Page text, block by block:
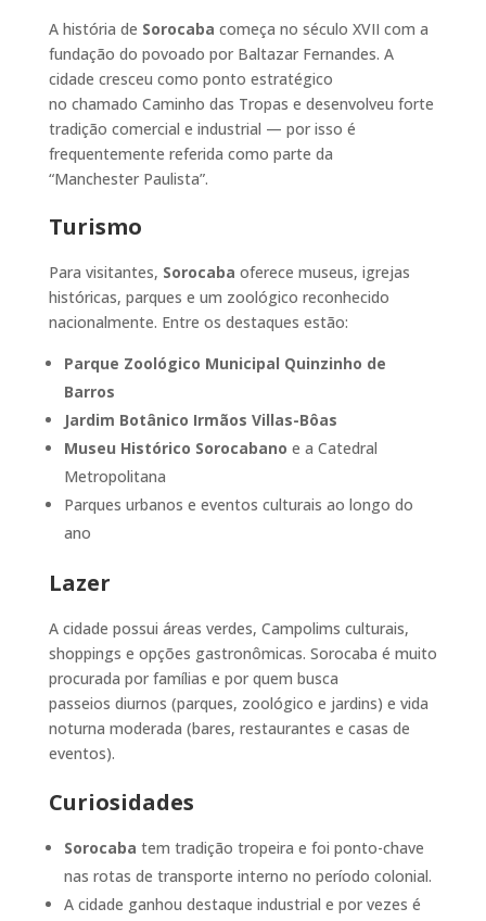
A história de Sorocaba começa no século XVII com a
fundação do povoado por Baltazar Fernandes. A
cidade cresceu como ponto estratégico
no chamado Caminho das Tropas e desenvolveu forte
tradição comercial e industrial — por isso é
frequentemente referida como parte da
“Manchester Paulista”.
Turismo
Para visitantes, Sorocaba oferece museus, igrejas
históricas, parques e um zoológico reconhecido
nacionalmente. Entre os destaques estão:
Parque Zoológico Municipal Quinzinho de
Barros
Jardim Botânico Irmãos Villas-Bôas
Museu Histórico Sorocabano e a Catedral
Metropolitana
Parques urbanos e eventos culturais ao longo do
ano
Lazer
A cidade possui áreas verdes, Campolims culturais,
shoppings e opções gastronômicas. Sorocaba é muito
procurada por famílias e por quem busca
passeios diurnos (parques, zoológico e jardins) e vida
noturna moderada (bares, restaurantes e casas de
eventos).
Curiosidades
Sorocaba tem tradição tropeira e foi ponto-chave
nas rotas de transporte interno no período colonial.
A cidade ganhou destaque industrial e por vezes é